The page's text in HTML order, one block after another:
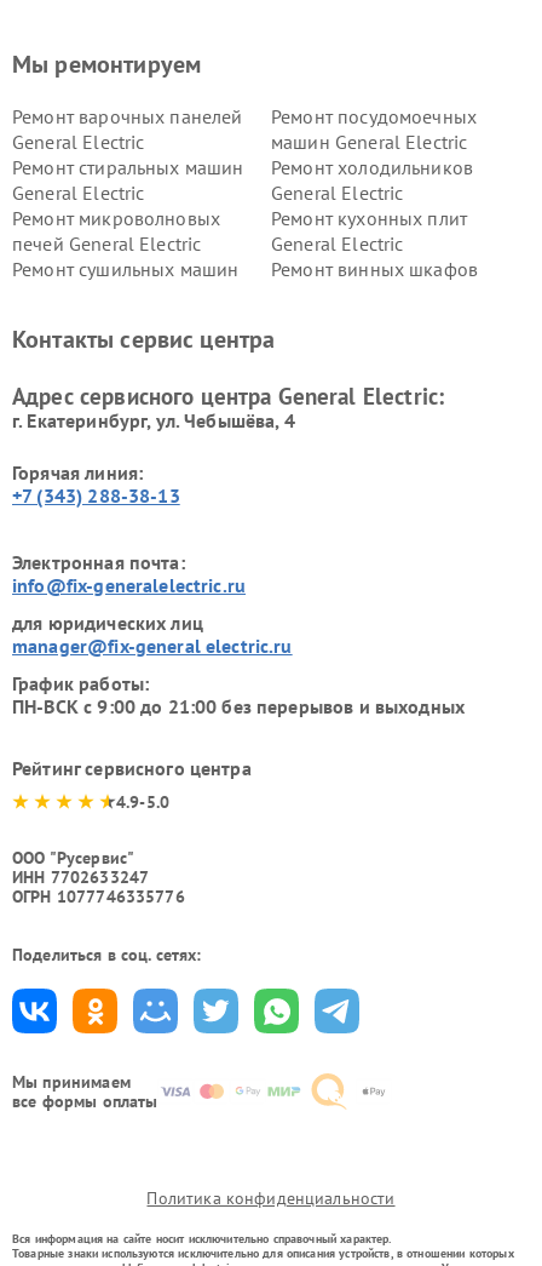
Мы принимаем
все формы оплаты
Мы ремонтируем
Ремонт варочных панелей
General Electric
Ремонт посудомоечных
машин General Electric
Ремонт стиральных машин
General Electric
Ремонт холодильников
General Electric
Ремонт микроволновых
печей General Electric
Ремонт кухонных плит
General Electric
Ремонт сушильных машин
Ремонт винных шкафов
Electric
General Electric
Контакты сервис центра
Адрес сервисного центра General Electric:
г. Екатеринбург, ул. Чебышёва, 4
Горячая линия:
+7 (343) 288-38-13
Электронная почта:
info@fix-generalelectric.ru
для юридических лиц
manager@fix-general electric.ru
График работы:
ПН-ВСК с 9:00 до 21:00 без перерывов и выходных
Рейтинг сервисного центра
4.9-5.0
ООО "Русервис"
ИНН 7702633247
ОГРН 1077746335776
Поделиться в соц. сетях:
Политика конфиденциальности
Вся информация на сайте носит исключительно справочный характер.
Товарные знаки используются исключительно для описания устройств, в отношении которых